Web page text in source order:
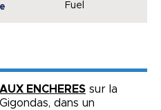
Fuel
ENCHERES sur la
dans un